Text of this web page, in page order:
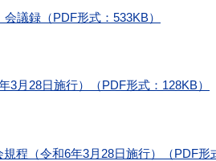
議録（PDF形式：533KB）
月28日施行）（PDF形式：128KB）
程（令和6年3月28日施行）（PDF形